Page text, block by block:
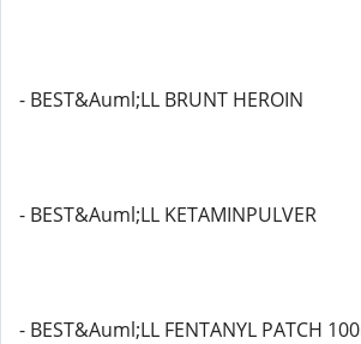
- BEST&Auml;LL BRUNT HEROIN
- BEST&Auml;LL KETAMINPULVER
- BEST&Auml;LL FENTANYL PATCH